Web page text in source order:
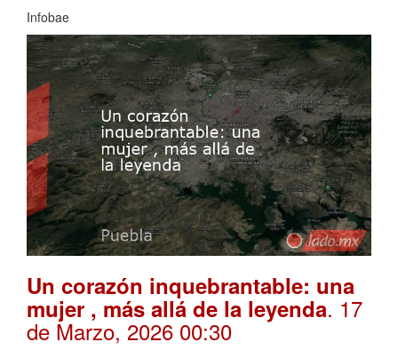
Infobae
Un corazón inquebrantable: una
mujer , más allá de la leyenda. 17
de Marzo, 2026 00:30